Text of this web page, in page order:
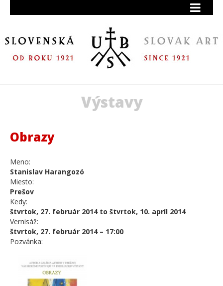
Výstavy
Obrazy
Meno:
Stanislav Harangozó
Miesto:
Prešov
Kedy:
štvrtok, 27. február 2014 to štvrtok, 10. apríl 2014
Vernisáž:
štvrtok, 27. február 2014 – 17:00
Pozvánka: